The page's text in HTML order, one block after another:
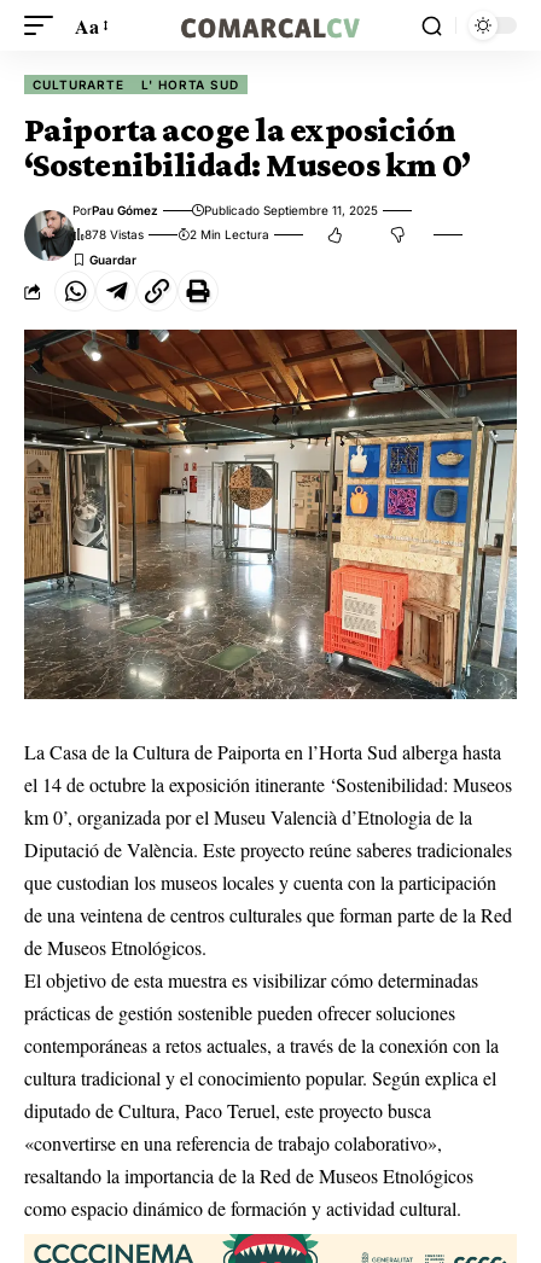
Aa
CULTURARTE L' HORTA SUD
Paiporta acoge la exposición
‘Sostenibilidad: Museos km 0’
PorPau Gómez
Publicado Septiembre 11, 2025
878 Vistas
2 Min Lectura
La Casa de la Cultura de Paiporta en l’Horta Sud alberga hasta
el 14 de octubre la exposición itinerante ‘Sostenibilidad: Museos
km 0’, organizada por el Museu Valencià d’Etnologia de la
Diputació de València. Este proyecto reúne saberes tradicionales
que custodian los museos locales y cuenta con la participación
de una veintena de centros culturales que forman parte de la Red
de Museos Etnológicos.
El objetivo de esta muestra es visibilizar cómo determinadas
prácticas de gestión sostenible pueden ofrecer soluciones
contemporáneas a retos actuales, a través de la conexión con la
cultura tradicional y el conocimiento popular. Según explica el
diputado de Cultura, Paco Teruel, este proyecto busca
«convertirse en una referencia de trabajo colaborativo»,
resaltando la importancia de la Red de Museos Etnológicos
como espacio dinámico de formación y actividad cultural.